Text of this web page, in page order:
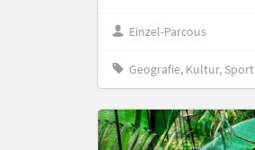
Einzel-Parcous
Geografie, Kultur, Sport